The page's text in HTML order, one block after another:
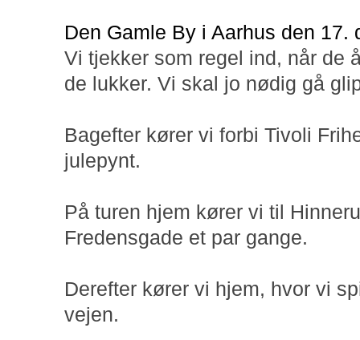
Den Gamle By i Aarhus den 17.
Vi tjekker som regel ind, når de
de lukker. Vi skal jo nødig gå
Bagefter kører vi forbi Tivoli
julepynt.
På turen hjem kører vi til
Fredensgade et par gange.
Derefter kører vi hjem, hvor vi
vejen.